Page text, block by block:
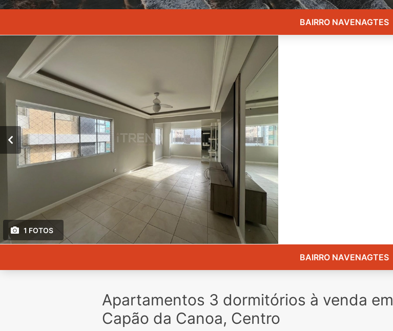
BAIRRO NAVENAGTES
1 FOTOS
BAIRRO NAVENAGTES
Apartamentos 3 dormitórios à venda em
Capão da Canoa, Centro